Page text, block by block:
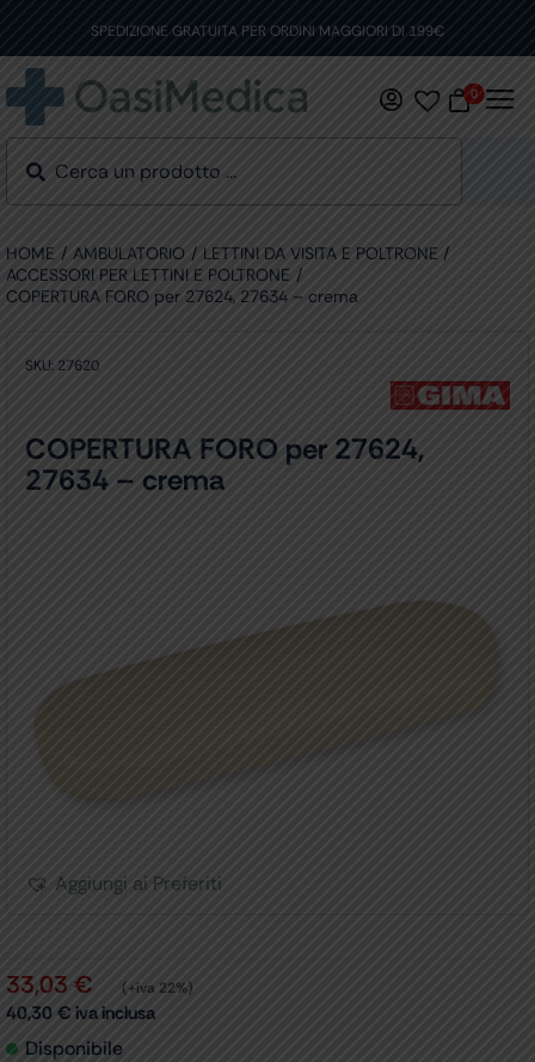
content
SPEDIZIONE GRATUITA PER ORDINI MAGGIORI DI 199€
0
HOME AMBULATORIO
LETTINI DA VISITA E POLTRONE
ACCESSORI PER LETTINI E POLTRONE
COPERTURA FORO per 27624, 27634 – crema
SKU: 27620
COPERTURA FORO per 27624,
27634 – crema
Aggiungi ai Preferiti
33,03 € (+iva 22%)
40,30 € iva inclusa
Disponibile